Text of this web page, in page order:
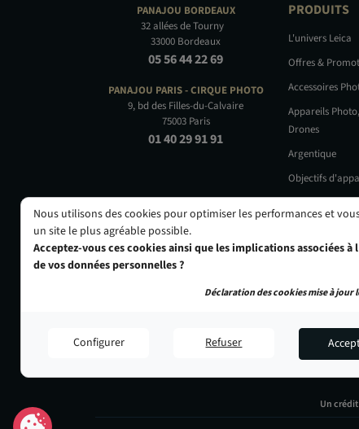
PANAJOU BORDEAUX
32 allées de Tourny
33000 Bordeaux
05 56 44 22 69
PANAJOU PARIS -CIRQUE PHOTO
9, bd des Filles-du-Calvaire
75003 Paris
01 40 29 91 91
PRODUITS
L'univers Leica
Offres &
Accessoires
Appareils
Drones
Argentique
Objectifs
Occasions
Un
Nous utilisons des cookies pour optimiser les performances et
un site le plus agréable possible.
Acceptez-vous ces cookies ainsi que les implications associées
de vos données personnelles ?
Configurer Refuser
Déclaration des cookies mise à jour